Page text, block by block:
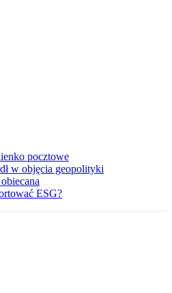
pocztowe
w objęcia geopolityki
ESG?